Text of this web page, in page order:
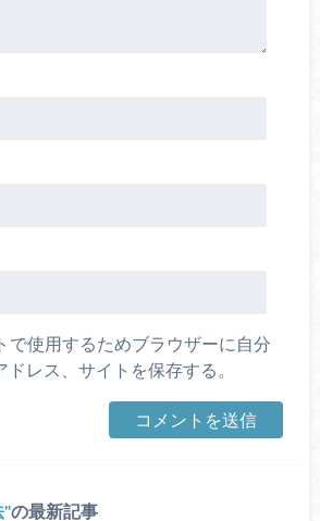
で使用するためブラウザーに自分
レス、サイトを保存する。
の最新記事